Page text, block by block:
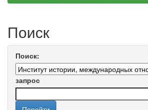
Поиск
Поиск:
запрос